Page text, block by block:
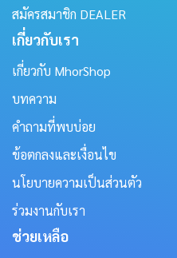
สมัครสมาชิก DEALER
เกี่ยวกับเรา
เกี่ยวกับ MhorShop
บทความ
คำถามที่พบบ่อย
ข้อตกลงและเงื่อนไข
นโยบายความเป็นส่วนตัว
ร่วมงานกับเรา
ช่วยเหลือ